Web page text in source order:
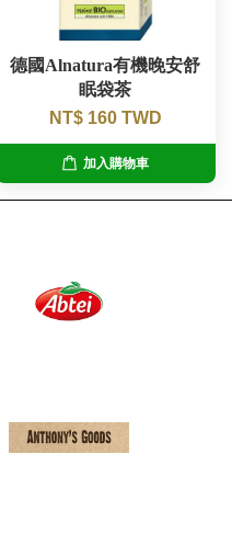
德國Alnatura有機晚安舒
眠袋茶
NT$ 160 TWD
加入購物車